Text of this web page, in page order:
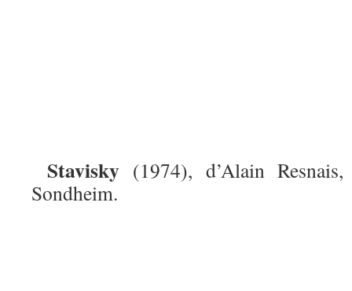
Stavisky(1974), d’Alain Resnais,
Sondheim.